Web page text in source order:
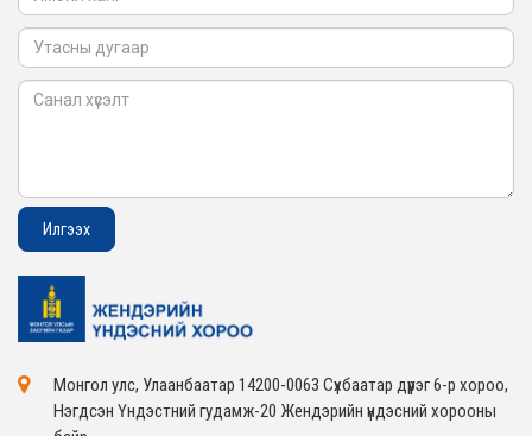
Монгол улс, Улаанбаатар 14200-0063 Сүхбаатар дүүрэг 6-р хороо,
Нэгдсэн Үндэстний гудамж-20 Жендэрийн үндэсний хорооны